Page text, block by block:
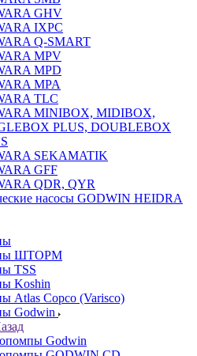
GHV
IXPС
Q-SMART
MPV
MPD
MPA
TLC
MINIBOX, MIDIBOX,
PLUS, DOUBLEBOX
SEKAMATIK
GFF
QDR, QYR
насосы GODWIN HEIDRA
ШТОРМ
TSS
Koshin
Atlas Copco (Varisco)
Godwin
Godwin